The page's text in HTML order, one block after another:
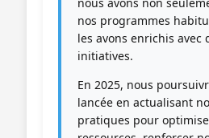
nos programmes
les avons enrichis avec
initiatives.
En 2025, nous
lancée en actualisant
pratiques pour